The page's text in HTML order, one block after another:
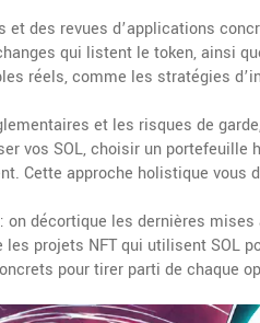
des revues d’applications
qui listent le token, ainsi
réels, comme les stratégies
et les risques de
vos SOL, choisir un portefeuille
Cette approche holistique vous
décortique les dernières mises
projets NFT qui utilisent SOL
pour tirer parti de chaque